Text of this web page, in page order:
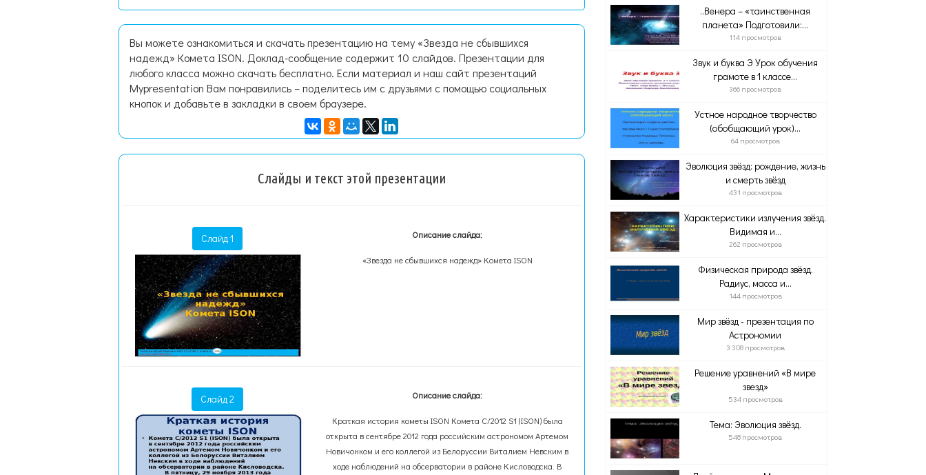
Вы можете ознакомиться и скачать презентацию на тему «Звезда не сбывшихся
надежд» Комета ISON. Доклад-сообщение содержит 10 слайдов. Презентации для
любого класса можно скачать бесплатно. Если материал и наш сайт презентаций
Mypresentation Вам понравились – поделитесь им с друзьями с помощью социальных
кнопок и добавьте в закладки в своем браузере.
Слайды и текст этой презентации
Слайд 1 Описание слайда:
«Звезда не сбывшихся надежд» Комета ISON
Слайд 2 Описание слайда:
Краткая история кометы ISON Комета C/2012 S1 (ISON) была
открыта в сентябре 2012 года российским астрономом Артемом
Новичонком и его коллегой из Белоруссии Виталием Невским в
ходе наблюдений на обсерватории в районе Кисловодска. В
..Венера – «таинственная
планета» Подготовили:...
114 просмотров
Звук и буква Э Урок обучения
грамоте в 1 классе...
366 просмотров
Устное народное творчество
(обобщающий урок)...
64 просмотров
Эволюция звёзд: рождение, жизнь
и смерть звёзд
431 просмотров
Характеристики излучения звёзд.
Видимая и...
262 просмотров
Физическая природа звёзд.
Радиус, масса и...
144 просмотров
Мир звёзд - презентация по
Астрономии
3 308 просмотров
Решение уравнений «В мире
звезд»
534 просмотров
Тема: Эволюция звёзд.
548 просмотров